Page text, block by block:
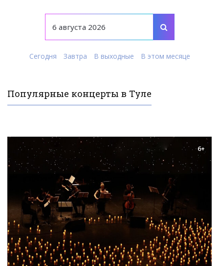
Сегодня Завтра В выходные В этом месяце
Популярные концерты в Туле
6+